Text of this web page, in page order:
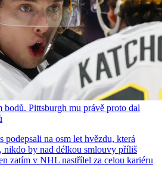
Pittsburgh mu právě proto dal
na osm let hvězdu, která
nikdo by nad délkou smlouvy příliš
zatím v NHL nastřílel za celou kariéru